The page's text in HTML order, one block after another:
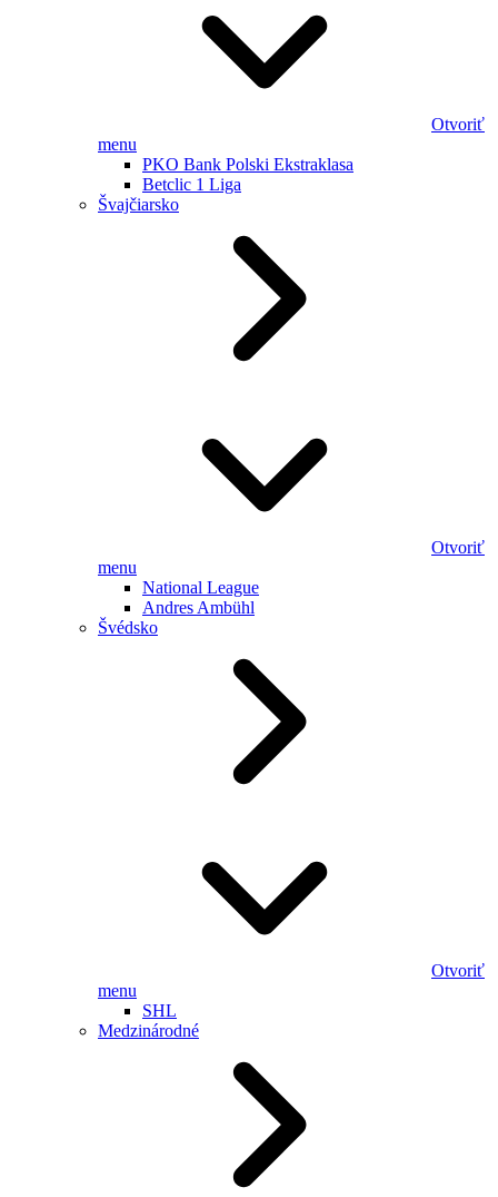
Otvoriť
menu
PKO Bank Polski Ekstraklasa
Betclic 1 Liga
Švajčiarsko
Otvoriť
menu
National League
Andres Ambühl
Švédsko
Otvoriť
menu
SHL
Medzinárodné